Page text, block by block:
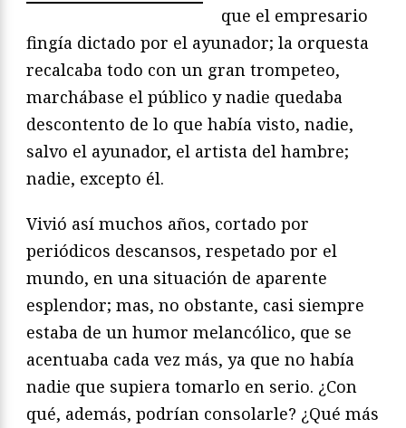
que el empresario
fingía dictado por el ayunador; la orquesta
recalcaba todo con un gran trompeteo,
marchábase el público y nadie quedaba
descontento de lo que había visto, nadie,
salvo el ayunador, el artista del hambre;
nadie, excepto él.
Vivió así muchos años, cortado por
periódicos descansos, respetado por el
mundo, en una situación de aparente
esplendor; mas, no obstante, casi siempre
estaba de un humor melancólico, que se
acentuaba cada vez más, ya que no había
nadie que supiera tomarlo en serio. ¿Con
qué, además, podrían consolarle? ¿Qué más